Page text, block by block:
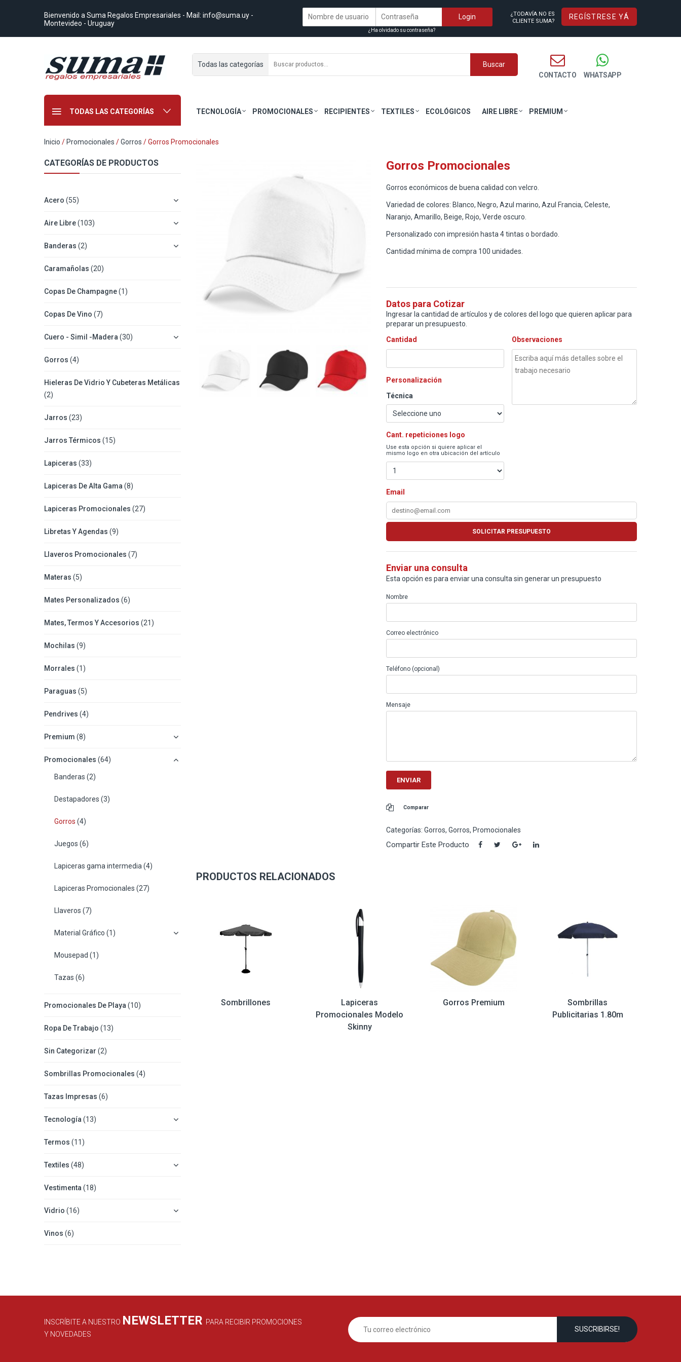
Bienvenido a Suma Regalos Empresariales - Mail: info@suma.uy -
Montevideo - Uruguay
¿Ha olvidado su contraseña?
¿TODAVÍA NO ES
CLIENTE SUMA?
REGÍSTRESE YÁ
WHATSAPP
CONTACTO
Todas las categorías Buscar
TODAS LAS CATEGORÍAS TECNOLOGÍA PROMOCIONALES RECIPIENTES TEXTILES ECOLÓGICOS AIRE LIBRE PREMIUM
Inicio /Promocionales /Gorros / Gorros Promocionales
CATEGORÍAS DE PRODUCTOS
Acero (55)
Aire Libre(103)
Banderas (2)
Caramañolas (20)
Copas De Champagne(1)
Copas De Vino (7)
Cuero - Simil -Madera (30)
Gorros (4)
Hieleras De Vidrio Y Cubeteras Metálicas
(2)
Jarros (23)
Jarros Térmicos (15)
Lapiceras (33)
Lapiceras De Alta Gama (8)
Lapiceras Promocionales (27)
Libretas Y Agendas (9)
Llaveros Promocionales (7)
Materas (5)
Mates Personalizados (6)
Mates, Termos Y Accesorios (21)
Mochilas (9)
Morrales (1)
Paraguas (5)
Pendrives (4)
Premium (8)
Promocionales (64)
Banderas (2)
Destapadores (3)
Gorros (4)
Juegos (6)
Lapiceras gama intermedia (4)
Lapiceras Promocionales (27)
Llaveros (7)
Material Gráfico (1)
Mousepad (1)
Tazas (6)
Promocionales De Playa (10)
Ropa De Trabajo (13)
Sin Categorizar (2)
Sombrillas Promocionales (4)
Tazas Impresas (6)
Tecnología (13)
Termos (11)
Textiles (48)
Vestimenta (18)
Vidrio (16)
Vinos (6)
Gorros Promocionales
Gorros económicos de buena calidad con velcro.
Variedad de colores: Blanco, Negro, Azul marino, Azul Francia, Celeste,
Naranjo, Amarillo, Beige, Rojo, Verde oscuro.
Personalizado con impresión hasta 4 tintas o bordado.
Cantidad mínima de compra 100 unidades.
Datos para Cotizar
Ingresar la cantidad de artículos y de colores del logo que quieren aplicar para
preparar un presupuesto.
Cantidad
Personalización
Técnica
Cant. repeticiones logo
Use esta opción si quiere aplicar el
mismo logo en otra ubicación del artículo
Observaciones
Email
Enviar una consulta
Esta opción es para enviar una consulta sin generar un presupuesto
Nombre
Correo electrónico
Teléfono (opcional)
Mensaje
Comparar
Categorías: Gorros, Gorros, Promocionales
Compartir Este Producto
PRODUCTOS RELACIONADOS
Sombrillones
Lapiceras
Promocionales Modelo
Skinny
Gorros Premium
Sombrillas
Publicitarias 1.80m
INSCRÍBITE A NUESTRO NEWSLETTER PARA RECIBIR PROMOCIONES
Y NOVEDADES